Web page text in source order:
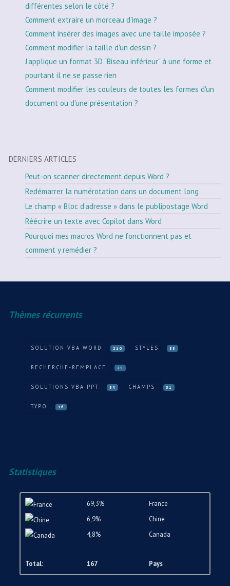
différentes selon le côté ?
Comment extraire un morceau d'image ?
Comment insérer des images avec une taille imposée ?
Comment modifier la taille d'un dessin ?
J'applique un format 3D "Biseau inférieur" à une forme et
pourtant il ne se passe rien
Comment modifier les couleurs de toutes les formes d'un
document ou d'une présentation ?
DERNIERS ARTICLES
Peut-on scanner directement depuis Word ?
Redémarrer la numérotation dans un document long
Le champ « Bloc d’adresse » dans le publipostage Word
Réécrire un texte avec Copilot dans Word
Pourquoi mes macros Word ne fonctionnent pas et
comment y remédier ?
Thèmes récurrents
SOLUTION VBA WORD 210 STYLES 33
RECHERCHE-REMPLACE 25
SOLUTIONS VBA PPT 39 CHAMPS 31
TYPO 16
Statistiques
69,3%
France
6,9%
Chine
4,8%
Canada
Total: 167 Pays